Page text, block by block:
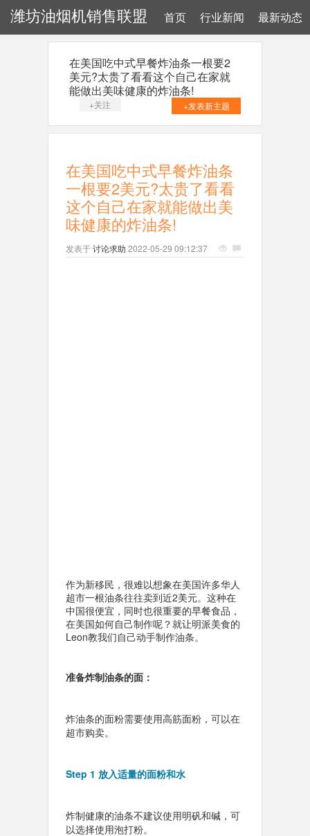
潍坊油烟机销售联盟 首页 行业新闻 最新动态
在美国吃中式早餐炸油条一根要2
美元?太贵了看看这个自己在家就
能做出美味健康的炸油条!
+关注 +发表新主题
在美国吃中式早餐炸油条
一根要2美元?太贵了看看
这个自己在家就能做出美
味健康的炸油条!
发表于讨论求助 2022-05-29 09:12:37
作为新移民，很难以想象在美国许多华人
超市一根油条往往卖到近2美元。这种在
中国很便宜，同时也很重要的早餐食品，
在美国如何自己制作呢？就让明派美食的
Leon教我们自己动手制作油条。
准备炸制油条的面：
炸油条的面粉需要使用高筋面粉，可以在
超市购卖。
Step 1 放入适量的面粉和水
炸制健康的油条不建议使用明矾和碱，可
以选择使用泡打粉。